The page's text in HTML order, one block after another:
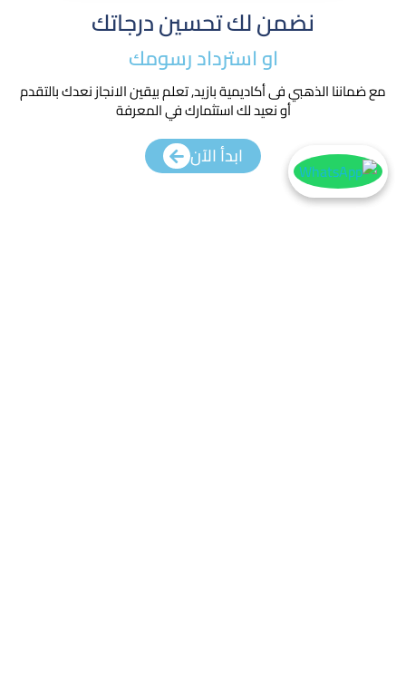
نضمن لك تحسين درجاتك
او استرداد رسومك​
مع ضماننا الذهبي فى أكاديمية بازيد, تعلم بيقين الانجاز نعدك بالتقدم
أو نعيد لك استثمارك في المعرفة
ابدأ الآن